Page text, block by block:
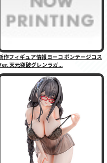
作フィギュア情報ヨーコ ボンテージコス
天元突破グレンラガ...